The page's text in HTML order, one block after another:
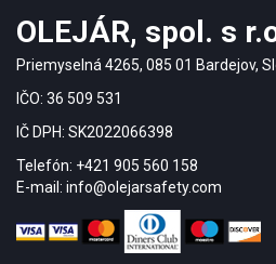
OLEJÁR, spol. s
Priemyselná 4265, 085 01 Bardejov,
IČO: 36 509 531
IČ DPH: SK2022066398
Telefón: +421 905 560 158
E-mail: info@olejarsafety.com